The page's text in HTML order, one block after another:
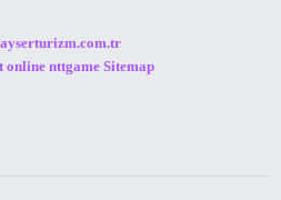
online nttgame Sitemap